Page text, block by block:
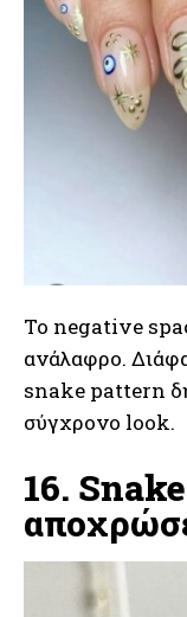
Το negative
ανάλαφρο.
snake pattern
σύγχρονο look.
16.